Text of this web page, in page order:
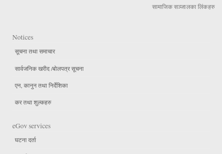
सामाजिक सञ्जालका लिंकहरु
Notices
सूचना तथा समाचार
सार्वजनिक खरीद /बोलपत्र सूचना
एन, कानुन तथा निर्देशिका
कर तथा शुल्कहरु
eGov services
घटना दर्ता